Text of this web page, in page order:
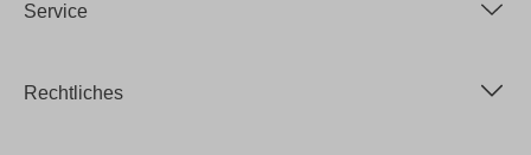
Service
Rechtliches